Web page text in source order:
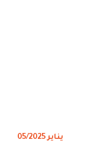
يناير 05/2025